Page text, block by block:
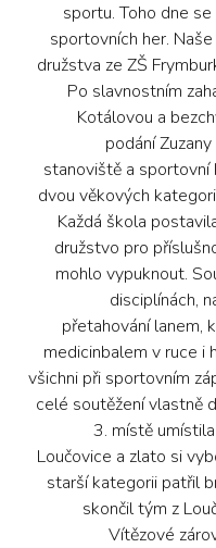
sportu. Toho dne
sportovních her.
družstva ze ZŠ
Po slavnostním
Kotálovou a
podání
stanoviště a sportovní
dvou věkových
Každá škola
družstvo pro
mohlo vypuknout.
disciplínách,
přetahování lanem,
medicinbalem v ruce i
všichni při sportovním
celé soutěžení vlastně
3. místě
Loučovice a zlato si
starší kategorii patřil
skončil tým z
Vítězové